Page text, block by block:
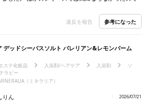
違反を報告 参考になった
デッドシーバスソルト バレリアン&レモンバーム
ステ化粧品 入浴剤/ヘアケア 入浴剤
ソ
ラピー
（ミネラリア）
りん 2026/07/21